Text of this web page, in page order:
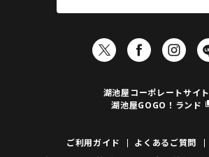
湖池屋コーポレートサイト
湖池屋GOGO！ランド
ご利用ガイド よくあるご質問